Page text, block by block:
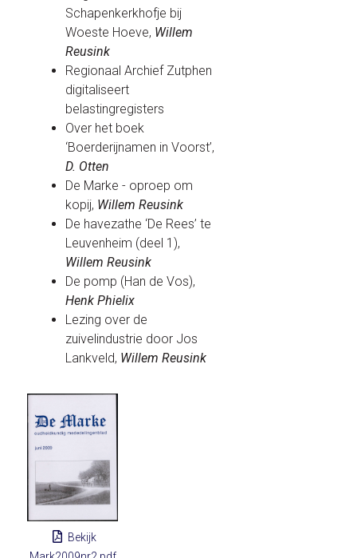
Bekijk
Schapenkerkhofje bij
Woeste Hoeve, Willem
Reusink
Regionaal Archief Zutphen
digitaliseert
belastingregisters
Over het boek
‘Boerderijnamen in Voorst’,
D. Otten
De Marke - oproep om
kopij, Willem Reusink
De havezathe ‘De Rees’ te
Leuvenheim (deel 1),
Willem Reusink
De pomp (Han de Vos),
Henk Phielix
Lezing over de
zuivelindustrie door Jos
Lankveld, Willem Reusink